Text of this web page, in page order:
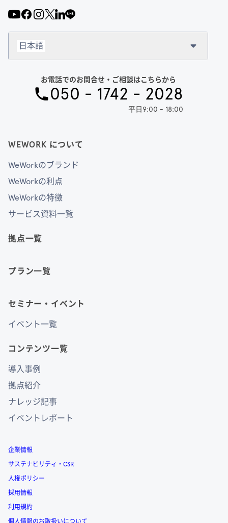
WEWORK について
WeWorkのブランド
WeWorkの利点
WeWorkの特徴
サービス資料一覧
拠点一覧
プラン一覧
セミナー・イベント
イベント一覧
コンテンツ一覧
導入事例
拠点紹介
ナレッジ記事
イベントレポート
お電話でのお問合せ・ご相談はこちらから
050 - 1742 - 2028
平日9:00 - 18:00
日本語
企業情報
サステナビリティ・CSR
人権ポリシー
採用情報
利用規約
個人情報のお取扱いについて